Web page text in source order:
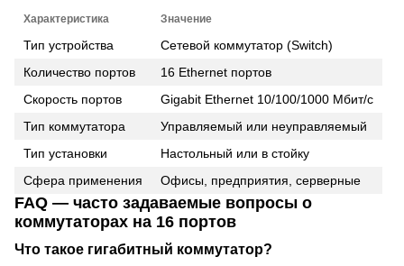
Характеристика Значение
Тип устройства
Сетевой коммутатор (Switch)
Количество портов
16 Ethernet портов
Скорость портов
Gigabit Ethernet 10/100/1000 Мбит/с
Тип коммутатора
Управляемый или неуправляемый
Тип установки
Настольный или в стойку
Сфера применения
Офисы, предприятия, серверные
FAQ — часто задаваемые вопросы о
коммутаторах на 16 портов
Что такое гигабитный коммутатор?